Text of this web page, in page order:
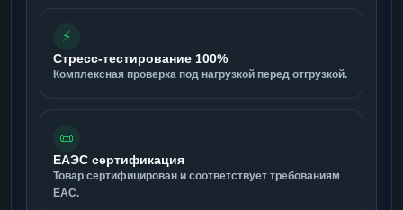
⚡
Стресс-тестирование 100%
Комплексная проверка под нагрузкой перед отгрузкой.
📜
ЕАЭС сертификация
Товар сертифицирован и соответствует требованиям
ЕАС.